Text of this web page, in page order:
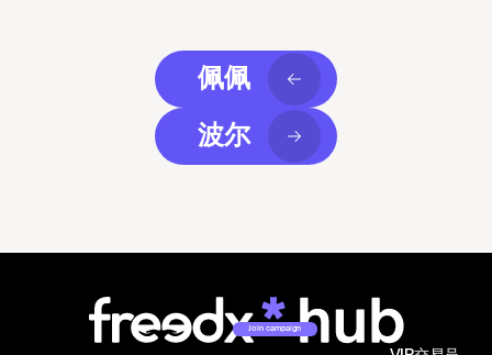
佩佩
波尔
Join campaign